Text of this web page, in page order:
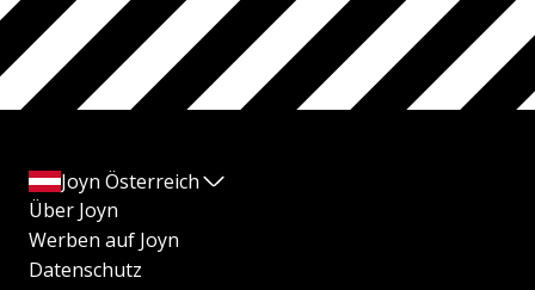
Joyn Österreich
Über Joyn
Werben auf Joyn
Datenschutz